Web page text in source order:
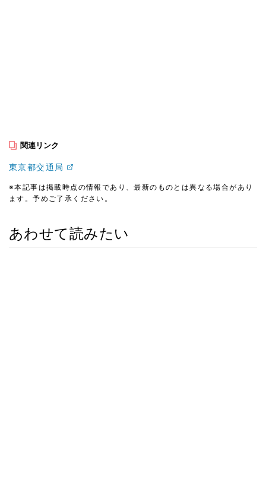
関連リンク
東京都交通局
※本記事は掲載時点の情報であり、最新のものとは異なる場合があり
ます。予めご了承ください。
あわせて読みたい